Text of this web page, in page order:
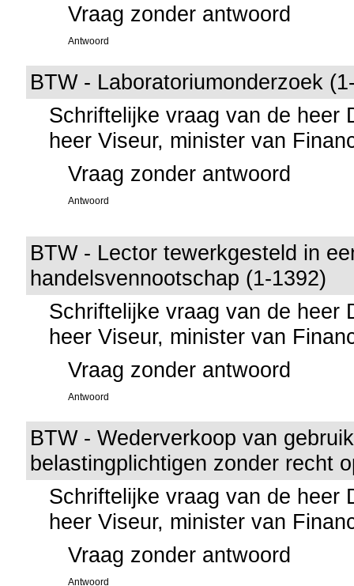
Vraag zonder antwoord
Antwoord
BTW - Laboratoriumonderzoek
Schriftelijke vraag van de heer
heer Viseur, minister van
Vraag zonder antwoord
Antwoord
BTW - Lector tewerkgesteld in
handelsvennootschap (1-1392)
Schriftelijke vraag van de heer
heer Viseur, minister van
Vraag zonder antwoord
Antwoord
BTW - Wederverkoop van
belastingplichtigen zonder recht
Schriftelijke vraag van de heer
heer Viseur, minister van
Vraag zonder antwoord
Antwoord